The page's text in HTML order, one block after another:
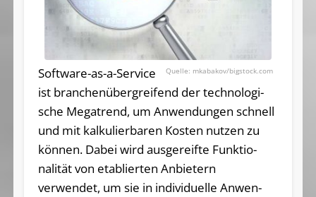
mkabakov/bigstock.com
Software-as-a-Service
ist bran­chenübergrei­fend der tech­no­logi­
sche Mega­t­rend, um Anwendun­gen schnell
und mit kalkulierba­ren Kos­ten nut­zen zu
können. Dabei wird aus­gereifte Funktio­
nalität von eta­blier­ten Anbietern
verwendet, um sie in individuel­le An­wen­